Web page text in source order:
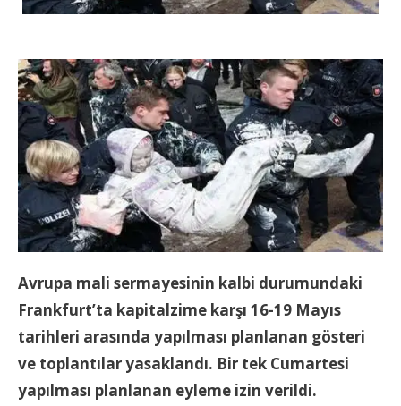
Avrupa mali sermayesinin kalbi durumundaki
Frankfurt’ta kapitalzime karşı 16-19 Mayıs
tarihleri arasında yapılması planlanan gösteri
ve toplantılar yasaklandı. Bir tek Cumartesi
yapılması planlanan eyleme izin verildi.